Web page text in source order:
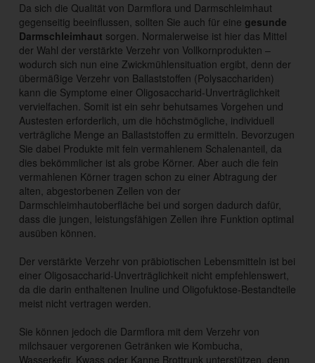
Da sich die Qualität von Darmflora und Darmschleimhaut
gegenseitig beeinflussen, sollten Sie auch für eine gesunde
Darmschleimhaut sorgen. Normalerweise ist hier das Mittel
der Wahl der verstärkte Verzehr von Vollkornprodukten –
wodurch sich nun eine Zwickmühlensituation ergibt, denn der
übermäßige Verzehr von Ballaststoffen (Polysacchariden)
kann die Symptome einer Oligosaccharid-Unverträglichkeit
vervielfachen. Somit ist ein sehr behutsames Vorgehen und
Austesten erforderlich, um die höchstmögliche, individuell
verträgliche Menge an Ballaststoffen zu ermitteln. Bevorzugen
Sie dabei Produkte mit fein vermahlenem Schalenanteil, da
dies bekömmlicher ist als grobe Körner. Aber auch die fein
vermahlenen Körner tragen schon zu einer Abtragung der
alten, abgestorbenen Zellen von der
Darmschleimhautoberfläche bei und sorgen dadurch dafür,
dass die jungen, leistungsfähigen Zellen ihre Funktion optimal
ausüben können.
Der verstärkte Verzehr von präbiotischen Lebensmitteln ist bei
einer Oligosaccharid-Unverträglichkeit nicht empfehlenswert,
da die darin enthaltenen Inuline und Oligofuktose-Bestandteile
meist nicht vertragen werden.
Sie können jedoch die Darmflora mit dem Verzehr von
milchsauer vergorenen Getränken wie Kombucha,
Wasserkefir, Kwass oder Kanne Brottrunk unterstützen, denn